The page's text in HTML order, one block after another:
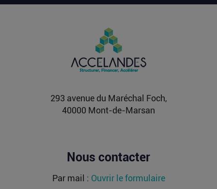
de l’argent dans une sortie à 2,25
milliards de dollars ?
Après avoir levé près de 1,4 milliard de dollars et
atteint une valorisation de 11,7 milliards fin
Lire la suite293 avenue du Maréchal Foch,
40000 Mont-de-Marsan
Nous contacter
Par mail : Ouvrir le formulaire